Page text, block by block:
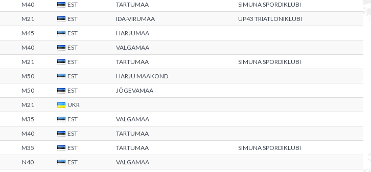
M40 EST TARTUMAA
SIMUNA SPORDIKLUBI
M21 EST IDA-VIRUMAA
UP43 TRIATLONIKLUBI
M45 EST
HARJUMAA
M40 EST
VALGAMAA
M21 EST TARTUMAA
SIMUNA SPORDIKLUBI
M50 EST
HARJU MAAKOND
M50 EST
JÕGEVAMAA
M21
UKR
M35 EST
VALGAMAA
M40 EST
TARTUMAA
M35 EST TARTUMAA
SIMUNA SPORDIKLUBI
N40 EST
VALGAMAA